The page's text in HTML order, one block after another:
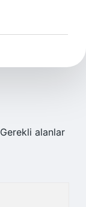
Gerekli alanlar